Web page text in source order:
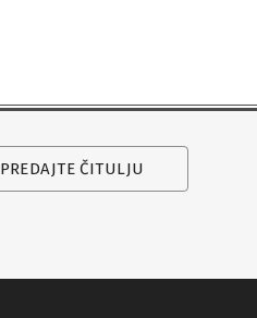
PREDAJTE ČITULJU